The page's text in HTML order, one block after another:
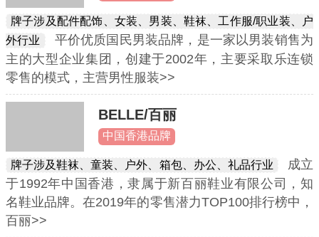
牌子涉及配件配饰、女装、男装、鞋袜、工作服/职业装、户
外行业
平价优质国民男装品牌，是一家以男装销售为
主的大型企业集团，创建于2002年，主要采取乐连锁
零售的模式，主营男性服装>>
BELLE/百丽
中国香港品牌
牌子涉及鞋袜、童装、户外、箱包、办公、礼品行业
成立
于1992年中国香港，隶属于新百丽鞋业有限公司，知
名鞋业品牌。在2019年的零售潜力TOP100排行榜中，
百丽>>